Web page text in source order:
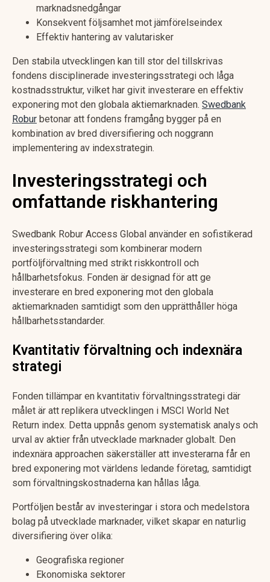
marknadsnedgångar
Konsekvent följsamhet mot jämförelseindex
Effektiv hantering av valutarisker
Den stabila utvecklingen kan till stor del tillskrivas
fondens disciplinerade investeringsstrategi och låga
kostnadsstruktur, vilket har givit investerare en effektiv
exponering mot den globala aktiemarknaden. Swedbank
Robur betonar att fondens framgång bygger på en
kombination av bred diversifiering och noggrann
implementering av indexstrategin.
Investeringsstrategi och
omfattande riskhantering
Swedbank Robur Access Global använder en sofistikerad
investeringsstrategi som kombinerar modern
portföljförvaltning med strikt riskkontroll och
hållbarhetsfokus. Fonden är designad för att ge
investerare en bred exponering mot den globala
aktiemarknaden samtidigt som den upprätthåller höga
hållbarhetsstandarder.
Kvantitativ förvaltning och indexnära
strategi
Fonden tillämpar en kvantitativ förvaltningsstrategi där
målet är att replikera utvecklingen i MSCI World Net
Return index. Detta uppnås genom systematisk analys och
urval av aktier från utvecklade marknader globalt. Den
indexnära approachen säkerställer att investerarna får en
bred exponering mot världens ledande företag, samtidigt
som förvaltningskostnaderna kan hållas låga.
Portföljen består av investeringar i stora och medelstora
bolag på utvecklade marknader, vilket skapar en naturlig
diversifiering över olika:
Geografiska regioner
Ekonomiska sektorer